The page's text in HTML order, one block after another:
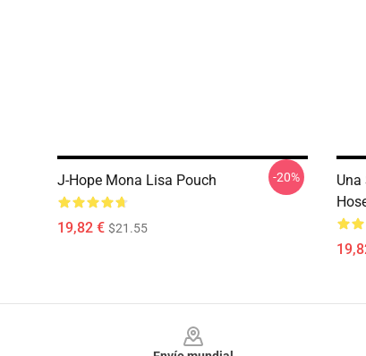
J-Hope Mona Lisa Pouch
19,82 € $21.55
-20%